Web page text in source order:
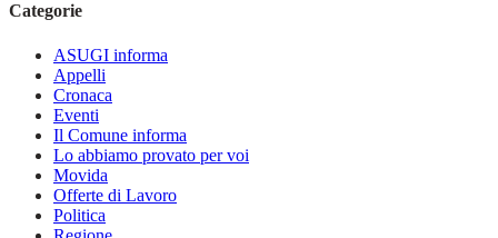
Categorie
ASUGI informa
Appelli
Cronaca
Eventi
Il Comune informa
Lo abbiamo provato per voi
Movida
Offerte di Lavoro
Politica